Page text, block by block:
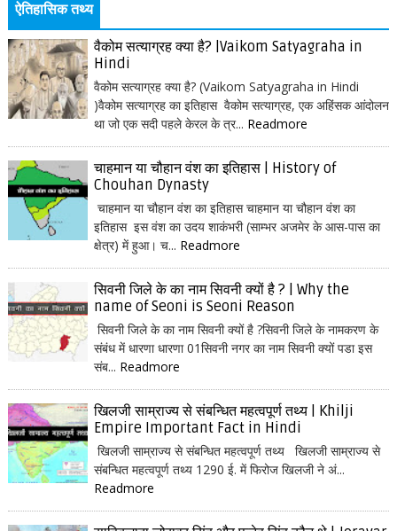
ऐतिहासिक तथ्य
वैकोम सत्याग्रह क्या है? |Vaikom Satyagraha in
Hindi
वैकोम सत्याग्रह क्या है? (Vaikom Satyagraha in Hindi
)वैकोम सत्याग्रह का इतिहास वैकोम सत्याग्रह, एक अहिंसक आंदोलन
था जो एक सदी पहले केरल के त्र... Readmore
चाहमान या चौहान वंश का इतिहास | History of
Chouhan Dynasty
चाहमान या चौहान वंश का इतिहास चाहमान या चौहान वंश का
इतिहास इस वंश का उदय शाकंभरी (साम्भर अजमेर के आस-पास का
क्षेत्र) में हुआ। च... Readmore
सिवनी जिले के का नाम सिवनी क्यों है ? | Why the
name of Seoni is Seoni Reason
सिवनी जिले के का नाम सिवनी क्यों है ?सिवनी जिले के नामकरण के
संबंध में धारणा धारणा 01सिवनी नगर का नाम सिवनी क्यों पडा इस
संब... Readmore
खिलजी साम्राज्य से संबन्धित महत्वपूर्ण तथ्य | Khilji
Empire Important Fact in Hindi
खिलजी साम्राज्य से संबन्धित महत्वपूर्ण तथ्य खिलजी साम्राज्य से
संबन्धित महत्वपूर्ण तथ्य 1290 ई. में फिरोज खिलजी ने अं...
Readmore